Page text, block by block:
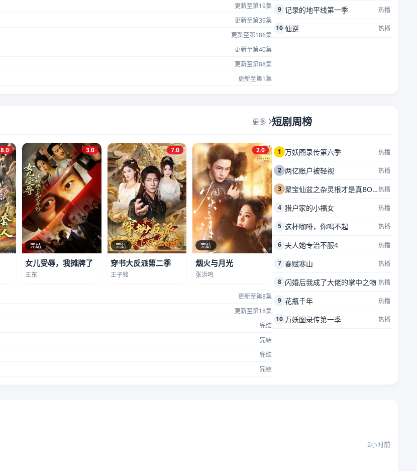
更新至第19集
更新至第39集
更新至第186集
更新至第40集
更新至第88集
更新至第1集
9 记录的地平线第一季 热播
10 仙逆 热播
更多
8.0
完结
3.0
女儿受辱，我摊牌了
王东
完结
7.0
穿书大反派第二季
王子铭
完结
2.0
烟火与月光
张洪鸣
更新至第8集
更新至第18集
完结
完结
完结
完结
短剧周榜
1 万妖图录传第六季 热播
2 两亿账户被轻视 热播
3 聚宝仙盆之杂灵根才是真BOSS热播
4 猎户家的小福女 热播
5 这杯咖啡，你喝不起 热播
6 夫人她专治不服4 热播
7 春赋寒山 热播
8 闪婚后我成了大佬的掌中之物 热播
9 花瓶千年 热播
10 万妖图录传第一季 热播
2小时前